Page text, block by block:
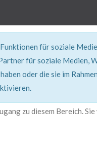
für soziale
für soziale Medien,
oder die sie im
Nicht
zu diesem Bereich.